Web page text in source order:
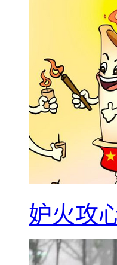
妒火攻